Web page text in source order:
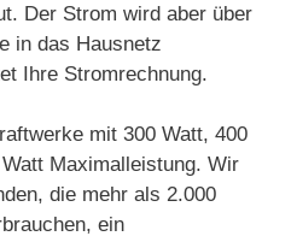
Der Strom wird aber über
in das Hausnetz
Ihre Stromrechnung.
mit 300 Watt, 400
Maximalleistung. Wir
die mehr als 2.000
ein